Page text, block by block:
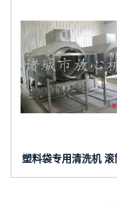
塑料袋专用清洗机 滚
压喷淋